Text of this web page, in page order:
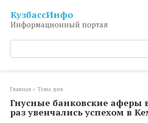
контенту
КузбассИнфо
Информационный портал
Поиск:
Главная » Тема дня
Гнусные банковские аферы
раз увенчались успехом в